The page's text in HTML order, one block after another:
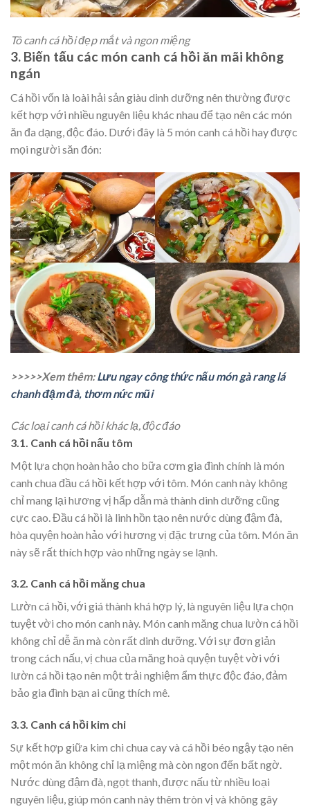
Tô canh cá hồi đẹp mắt và ngon miệng
3. Biến tấu các món canh cá hồi ăn mãi không
ngán
Cá hồi vốn là loài hải sản giàu dinh dưỡng nên thường được
kết hợp với nhiều nguyên liệu khác nhau để tạo nên các món
ăn đa dạng, độc đáo. Dưới đây là 5 món canh cá hồi hay được
mọi người săn đón:
>>>>>Xem thêm:Lưu ngay công thức nấu món gà rang lá
chanh đậm đà, thơm nức mũi
Các loại canh cá hồi khác lạ, độc đáo
3.1. Canh cá hồi nấu tôm
Một lựa chọn hoàn hảo cho bữa cơm gia đình chính là món
canh chua đầu cá hồi kết hợp với tôm. Món canh này không
chỉ mang lại hương vị hấp dẫn mà thành dinh dưỡng cũng
cực cao. Đầu cá hồi là linh hồn tạo nên nước dùng đậm đà,
hòa quyện hoàn hảo với hương vị đặc trưng của tôm. Món ăn
này sẽ rất thích hợp vào những ngày se lạnh.
3.2. Canh cá hồi măng chua
Lườn cá hồi, với giá thành khá hợp lý, là nguyên liệu lựa chọn
tuyệt vời cho món canh này. Món canh măng chua lườn cá hồi
không chỉ dễ ăn mà còn rất dinh dưỡng. Với sự đơn giản
trong cách nấu, vị chua của măng hoà quyện tuyệt vời với
lườn cá hồi tạo nên một trải nghiệm ẩm thực độc đáo, đảm
bảo gia đình bạn ai cũng thích mê.
3.3. Canh cá hồi kim chi
Sự kết hợp giữa kim chi chua cay và cá hồi béo ngậy tạo nên
một món ăn không chỉ lạ miệng mà còn ngon đến bất ngờ.
Nước dùng đậm đà, ngọt thanh, được nấu từ nhiều loại
nguyên liệu, giúp món canh này thêm tròn vị và không gây